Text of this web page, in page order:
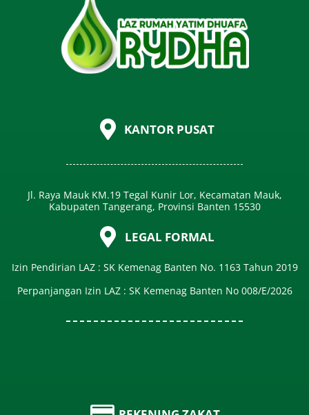
KANTOR PUSAT
Jl. Raya Mauk KM.19 Tegal Kunir Lor, Kecamatan Mauk,
Kabupaten Tangerang, Provinsi Banten 15530
LEGAL FORMAL
Izin Pendirian LAZ : SK Kemenag Banten No. 1163 Tahun 2019
Perpanjangan Izin LAZ : SK Kemenag Banten No 008/E/2026​